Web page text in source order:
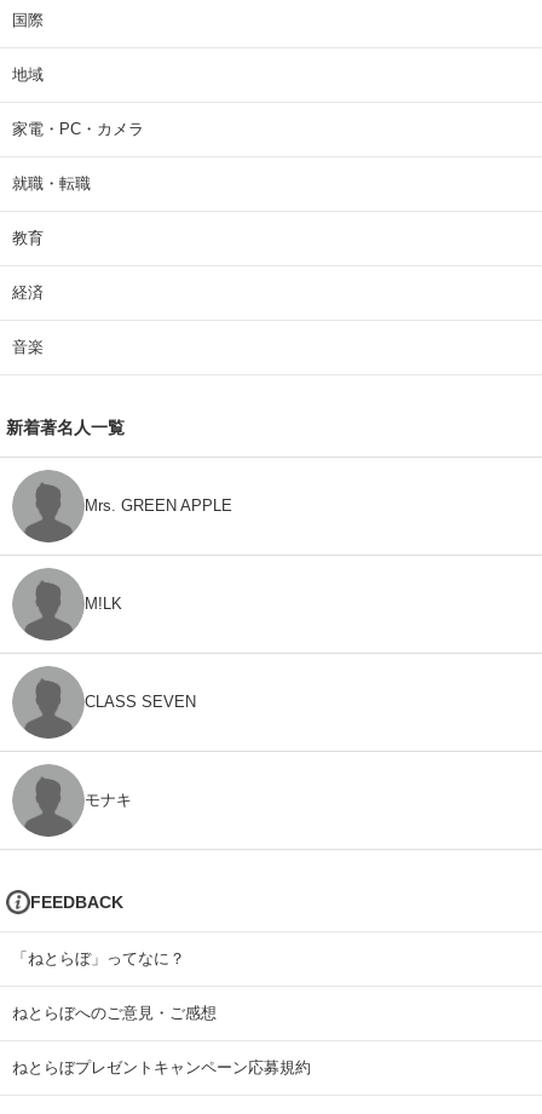
国際
地域
家電・PC・カメラ
就職・転職
教育
経済
音楽
新着著名人一覧
Mrs. GREEN APPLE
M!LK
CLASS SEVEN
モナキ
FEEDBACK
「ねとらぼ」ってなに？
ねとらぼへのご意見・ご感想
ねとらぼプレゼントキャンペーン応募規約